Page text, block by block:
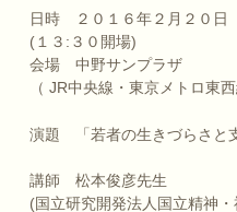
日時 ２０１６年２月２０日
(１３:３０開場)
会場 中野サンプラザ
（ JR中央線・東京メトロ東
演題 「若者の生きづらさと
講師 松本俊彦先生
(国立研究開発法人国立精神